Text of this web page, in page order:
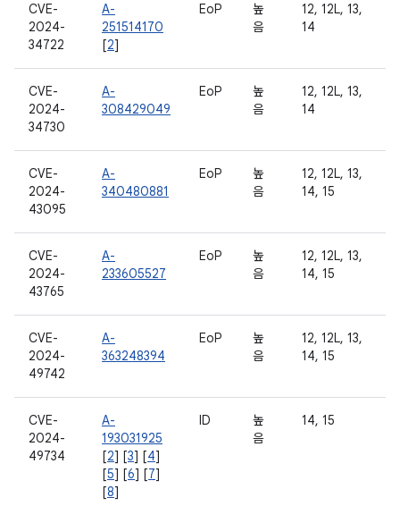
CVE-
2024-
34722
A-
251514170
[2]
EoP
높
음
12, 12L, 13,
14
CVE-
2024-
34730
A-
308429049
EoP
높
음
12, 12L, 13,
14
CVE-
2024-
43095
A-
340480881
EoP
높
음
12, 12L, 13,
14, 15
CVE-
2024-
43765
A-
233605527
EoP
높
음
12, 12L, 13,
14, 15
CVE-
2024-
49742
A-
363248394
EoP
높
음
12, 12L, 13,
14, 15
CVE-
2024-
49734
A-
193031925
[2] [3] [4]
[5] [6] [7]
[8]
ID
높
음
14, 15